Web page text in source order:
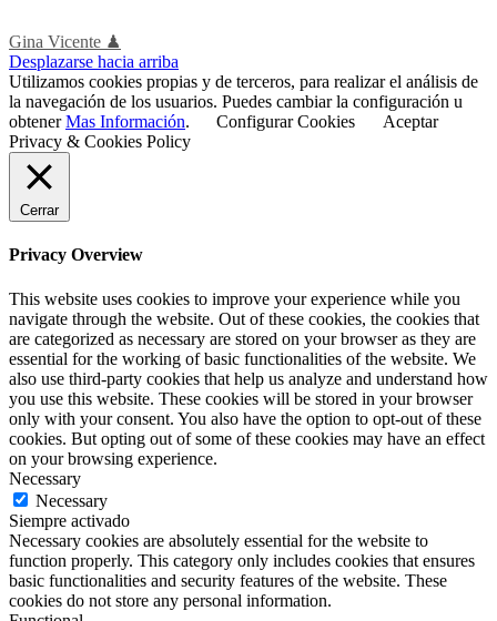
Gina Vicente ♟
Desplazarse hacia arriba
Utilizamos cookies propias y de terceros, para realizar el análisis de
la navegación de los usuarios. Puedes cambiar la configuración u
obtenerMas Información. Configurar Cookies
Aceptar
Privacy & Cookies Policy
Cerrar
Privacy Overview
This website uses cookies to improve your experience while you
navigate through the website. Out of these cookies, the cookies that
are categorized as necessary are stored on your browser as they are
essential for the working of basic functionalities of the website. We
also use third-party cookies that help us analyze and understand how
you use this website. These cookies will be stored in your browser
only with your consent. You also have the option to opt-out of these
cookies. But opting out of some of these cookies may have an effect
on your browsing experience.
Necessary
Necessary
Siempre activado
Necessary cookies are absolutely essential for the website to
function properly. This category only includes cookies that ensures
basic functionalities and security features of the website. These
cookies do not store any personal information.